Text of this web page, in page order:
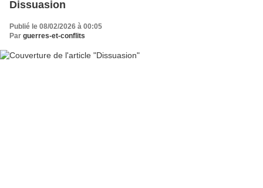
Dissuasion
Publié le 08/02/2026 à 00:05
Par guerres-et-conflits